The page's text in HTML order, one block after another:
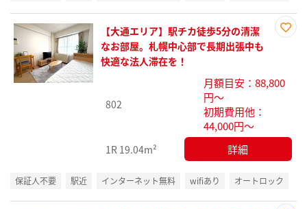
録
【大通エリア】駅チカ徒歩5分の清潔
なお部屋。札幌中心部で長期出張中も
快適な法人滞在を！
802
月額目安：88,800
円～
初期費用他：
44,000円～
1R 19.04m² 詳細
保証人不要 駅近 インターネット無料 wifiあり オートロック